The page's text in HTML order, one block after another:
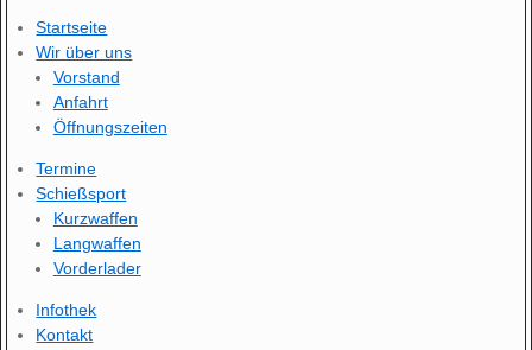
Startseite
Wir über uns
Vorstand
Anfahrt
Öffnungszeiten
Termine
Schießsport
Kurzwaffen
Langwaffen
Vorderlader
Infothek
Kontakt